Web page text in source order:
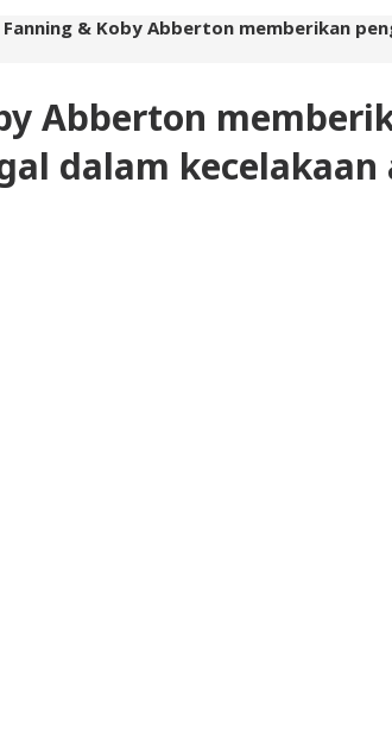
Fanning & Koby Abberton memberikan
Abberton
dalam